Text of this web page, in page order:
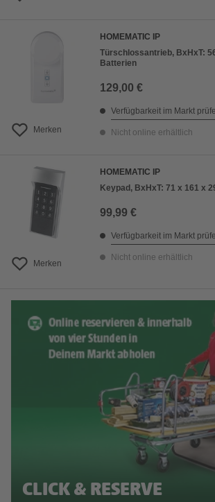
Merken
HOMEMATIC IP
Türschlossantrieb, BxHxT:
Batterien
129,00 €
Verfügbarkeit im Markt
Nicht online erhältlich
Merken
HOMEMATIC IP
Keypad, BxHxT: 71 x 161 x
99,99 €
Verfügbarkeit im Markt
Nicht online erhältlich
CLICK & RESERVE